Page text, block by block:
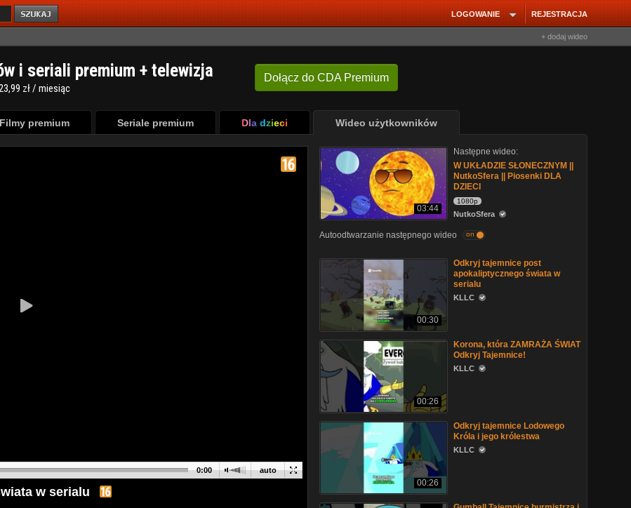
REJESTRACJA
LOGOWANIE
+ dodaj wideo
Dołącz do CDA Premium
i seriali premium + telewizja
zł / miesiąc
Filmy premium Seriale premium Dla dzieci Wideo użytkowników
auto
0:00
w serialu
03:44
Następne wideo:
W UKŁADZIE SŁONECZNYM ||
NutkoSfera || Piosenki DLA
DZIECI
1080p
NutkoSfera
Autoodtwarzanie następnego wideo on
00:30
Odkryj tajemnice post
apokaliptycznego świata w
serialu
KLLC
00:26
Korona, która ZAMRAŻA ŚWIAT
Odkryj Tajemnice!
KLLC
00:26
Odkryj tajemnice Lodowego
Króla i jego królestwa
KLLC